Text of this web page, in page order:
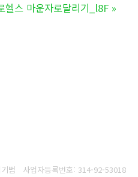
스 마운자로달리기_l8F »
범 사업자등록번호: 314-92-53018